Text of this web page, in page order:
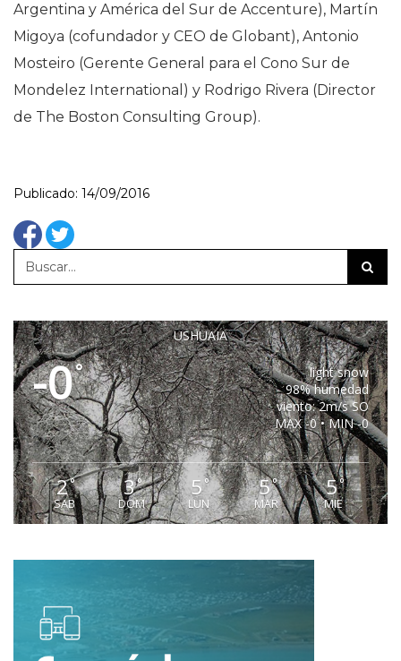
Argentina y América del Sur de Accenture), Martín
Migoya (cofundador y CEO de Globant), Antonio
Mosteiro (Gerente General para el Cono Sur de
Mondelez International) y Rodrigo Rivera (Director
de The Boston Consulting Group).
Publicado: 14/09/2016
USHUAIA
-0°
light snow
98% humedad
viento: 2m/s SO
MAX -0 • MIN -0
2°
SAB
3°
DOM
5°
LUN
5°
MAR
5°
MIE